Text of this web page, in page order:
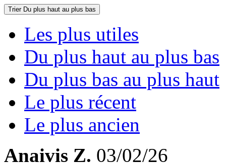
Trier Du plus haut au plus bas
Les plus utiles
Du plus haut au plus bas
Du plus bas au plus haut
Le plus récent
Le plus ancien
Anaivis Z. 03/02/26